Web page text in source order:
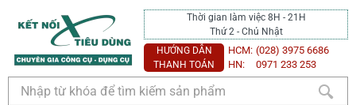
Thời gian làm việc 8H - 21H
Thứ 2 - Chủ Nhật
HƯỚNG DẪN
THANH TOÁN
HCM: (028) 3975 6686
HN:
0971 233 253